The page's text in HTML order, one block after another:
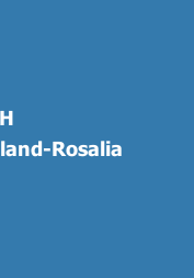
Rosalia